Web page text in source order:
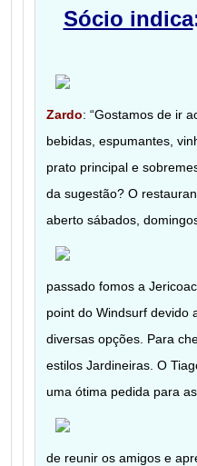
Sócio indica
Zardo: “Gostamos de ir
bebidas, espumantes,
prato principal e
da sugestão? O
aberto sábados,
passado fomos a
point do Windsurf devido
diversas opções. Para
estilos Jardineiras. O
uma ótima pedida para
de reunir os amigos e